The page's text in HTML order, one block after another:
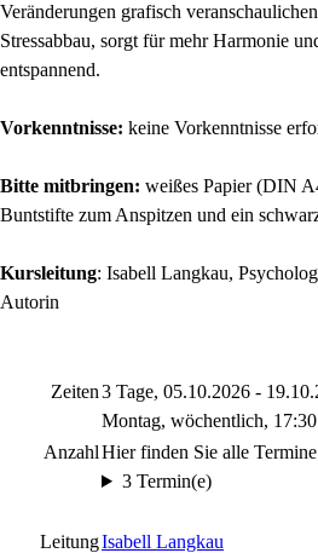
Veränderungen grafisch
Stressabbau, sorgt für mehr Harmonie
entspannend.
Vorkenntnisse: keine Vorkenntnisse
Bitte mitbringen: weißes Papier (DIN
Buntstifte zum Anspitzen und ein
Kursleitung: Isabell Langkau,
Autorin
Zeiten3 Tage, 05.10.2026 -
Montag, wöchentlich,
AnzahlHier finden Sie alle
3 Termin(e)
LeitungIsabell Langkau